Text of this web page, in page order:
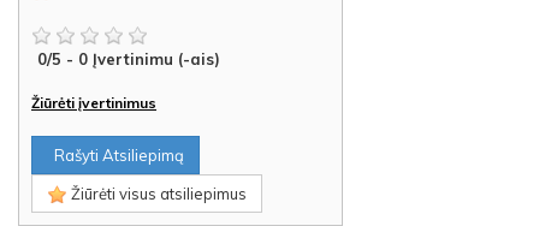
0/5 - 0 Įvertinimu (-ais)
Žiūrėti įvertinimus
Rašyti Atsiliepimą
Žiūrėti visus atsiliepimus